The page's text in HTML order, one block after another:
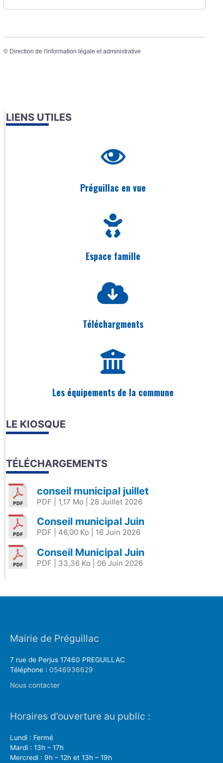
© Direction de l'information légale et administrative
LIENS UTILES
Préguillac en vue
Espace famille
Téléchargments
Les équipements de la commune
LE KIOSQUE
TÉLÉCHARGEMENTS
conseil municipal juillet
PDF | 1,17 Mo | 28 Juillet 2026
Conseil municipal Juin
PDF | 46,00 Ko | 16 Juin 2026
Conseil Municipal Juin
PDF | 33,36 Ko | 06 Juin 2026
Mairie de Préguillac
7 rue de Perjus 17460 PREGUILLAC
Téléphone : 0546936629
Nous contacter
Horaires d’ouverture au public :
Lundi : Fermé
Mardi : 13h – 17h
Mercredi : 9h – 12h et 13h – 19h